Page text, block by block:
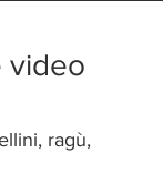
video
ragù,